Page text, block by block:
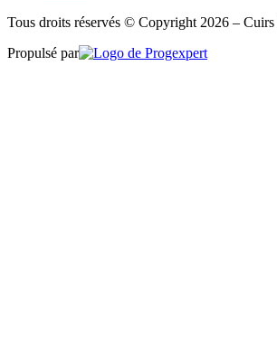
Tous droits réservés © Copyright 2026 –
Propulsé par